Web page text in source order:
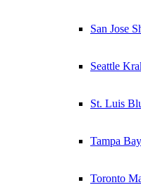
San Jose
Seattle
St. Luis
Tampa
Toronto